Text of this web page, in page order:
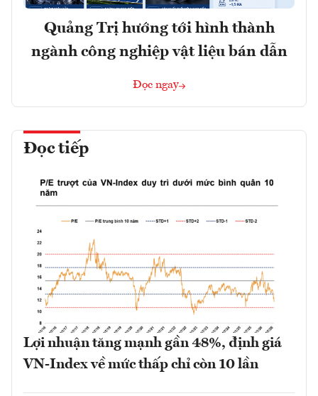
Quảng Trị hướng tới hình thành
ngành công nghiệp vật liệu bán dẫn
Đọc ngay
Đọc tiếp
Lợi nhuận tăng mạnh gần 48%, định giá
VN-Index về mức thấp chỉ còn 10 lần